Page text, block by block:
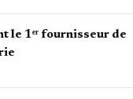
le 1ᵉʳ fournisseur de